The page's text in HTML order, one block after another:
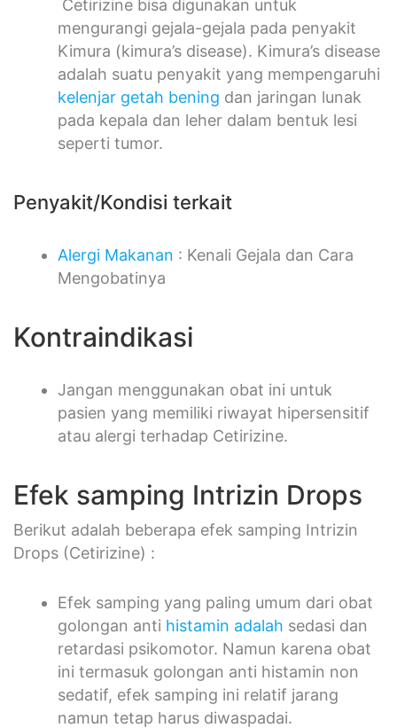
Cetirizine bisa digunakan untuk
mengurangi gejala-gejala pada penyakit
Kimura (kimura’s disease). Kimura’s disease
adalah suatu penyakit yang mempengaruhi
kelenjar getah bening dan jaringan lunak
pada kepala dan leher dalam bentuk lesi
seperti tumor.
Penyakit/Kondisi terkait
Alergi Makanan : Kenali Gejala dan Cara
Mengobatinya
Kontraindikasi
Jangan menggunakan obat ini untuk
pasien yang memiliki riwayat hipersensitif
atau alergi terhadap Cetirizine.
Efek samping Intrizin Drops
Berikut adalah beberapa efek samping Intrizin
Drops (Cetirizine) :
Efek samping yang paling umum dari obat
golongan anti histamin adalah sedasi dan
retardasi psikomotor. Namun karena obat
ini termasuk golongan anti histamin non
sedatif, efek samping ini relatif jarang
namun tetap harus diwaspadai.